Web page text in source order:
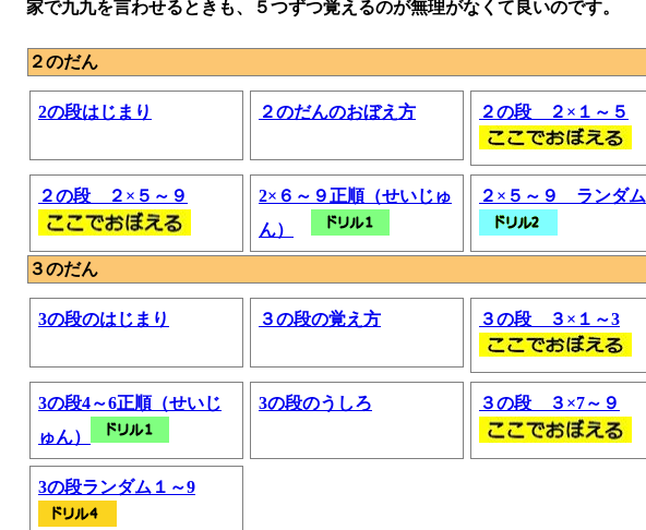
家で九九を言わせるときも、５つずつ覚えるのが無理がなくて良いのです。
２のだん
2の段はじまり ２のだんのおぼえ方 ２の段 ２×１～５
２の段 ２×５～９
2×６～９正順（せいじゅ
ん）
２×５～９ ランダム
３のだん
3の段のはじまり ３の段の覚え方 ３の段 ３×１～3
3の段4～6正順（せいじ
ゅん）
3の段のうしろ ３の段 ３×7～９
3の段ランダム１～9